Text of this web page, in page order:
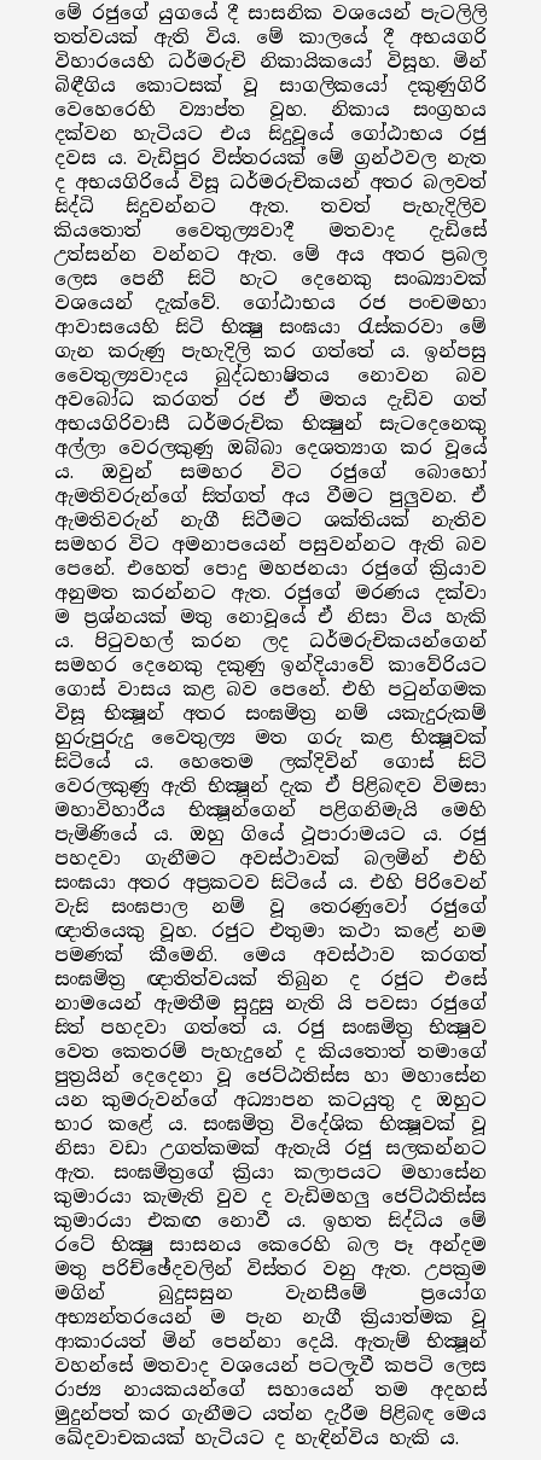
මේ රජුගේ යුගයේ දී සාසනික වශයෙන් පැටලිලි
තත්වයක් ඇති විය. මේ කාලයේ දී අභයගරි
විහාරයෙහි ධර්මරුචි නිකායිකයෝ විසූහ. මින්
බිඳීගිය කොටසක් වූ සාගලිකයෝ දකුණුගිරි
වෙහෙරෙහි ව්‍යාප්ත වූහ. නිකාය සංග්‍රහය
දක්වන හැටියට එය සිදුවූයේ ගෝඨාභය රජු
දවස ය. වැඩිපුර විස්තරයක් මේ ග්‍රන්ථවල නැත
ද අභයගිරියේ විසූ ධර්මරුචිකයන් අතර බලවත්
සිද්ධි සිදුවන්නට ඇත. තවත් පැහැදිලිව
කියතොත් වෛතුල්‍යවාදී මතවාද දැඩිසේ
උත්සන්න වන්නට ඇත. මේ අය අතර ප්‍රබල
ලෙස පෙනී සිටි හැට දෙනෙකු සංඛ්‍යාවක්
වශයෙන් දැක්වේ. ගෝඨාභය රජ පංචමහා
ආවාසයෙහි සිටි භික්‍ෂු සංඝයා රැස්කරවා මේ
ගැන කරුණු පැහැදිලි කර ගත්තේ ය. ඉන්පසු
වෛතුල්‍යවාදය බුද්ධභාෂිතය නොවන බව
අවබෝධ කරගත් රජ ඒ මතය දැඩිව ගත්
අභයගිරිවාසී ධර්මරුචික භික්‍ෂුන් සැටදෙනෙකු
අල්ලා වෙරලකුණු ඔබ්බා දෙශත්‍යාග කර වූයේ
ය. ඔවුන් සමහර විට රජුගේ බොහෝ
ඇමතිවරුන්ගේ සිත්ගත් අය වීමට පුලුවන. ඒ
ඇමතිවරුන් නැගී සිටීමට ශක්තියක් නැතිව
සමහර විට අමනාපයෙන් පසුවන්නට ඇති බව
පෙනේ. එහෙත් පොදු මහජනයා රජුගේ ක්‍රියාව
අනුමත කරන්නට ඇත. රජුගේ මරණය දක්වා
ම ප්‍රශ්නයක් මතු නොවූයේ ඒ නිසා විය හැකි
ය. පිටුවහල් කරන ලද ධර්මරුචිකයන්ගෙන්
සමහර දෙනෙකු දකුණු ඉන්දියාවේ කාවේරියට
ගොස් වාසය කළ බව පෙනේ. එහි පටුන්ගමක
විසූ භික්‍ෂූන් අතර සංඝමිත්‍ර නම් යකැදුරුකම්
හුරුපුරුදු වෛතුල්‍ය මත ගරු කළ භික්‍ෂූවක්
සිටියේ ය. හෙතෙම ලක්දිවින් ගොස් සිටි
වෙරලකුණු ඇති භික්‍ෂූන් දැක ඒ පිළිබඳව විමසා
මහාවිහාරීය භික්‍ෂූන්ගෙන් පළිගනිමැයි මෙහි
පැමිණියේ ය. ඔහු ගියේ ථූපාරාමයට ය. රජු
පහදවා ගැනීමට අවස්ථාවක් බලමින් එහි
සංඝයා අතර අප්‍රකටව සිටියේ ය. එහි පිරිවෙන්
වැසි සංඝපාල නම් වූ තෙරණුවෝ රජුගේ
ඥාතියෙකු වූහ. රජුට එතුමා කථා කළේ නම
පමණක් කීමෙනි. මෙය අවස්ථාව කරගත්
සංඝමිත්‍ර ඥාතිත්වයක් තිබුන ද රජුට එසේ
නාමයෙන් ඇමතීම සුදුසු නැති යි පවසා රජුගේ
සිත් පහදවා ගත්තේ ය. රජු සංඝමිත්‍ර භික්‍ෂුව
වෙත කෙතරම් පැහැදුනේ ද කියතොත් තමාගේ
පුත්‍රයින් දෙදෙනා වූ ජෙට්ඨතිස්ස හා මහාසේන
යන කුමරුවන්ගේ අධ්‍යාපන කටයුතු ද ඔහුට
භාර කළේ ය. සංඝමිත්‍ර විදේශික භික්‍ෂූවක් වූ
නිසා වඩා උගත්කමක් ඇතැයි රජු සලකන්නට
ඇත. සංඝමිත්‍රගේ ක්‍රියා කලාපයට මහාසේන
කුමාරයා කැමැති වුව ද වැඩිමහලු ජෙට්ඨතිස්ස
කුමාරයා එකඟ නොවී ය. ඉහත සිද්ධිය මේ
රටේ භික්‍ෂු සාසනය කෙරෙහි බල පෑ අන්දම
මතු පරිච්ඡේදවලින් විස්තර වනු ඇත. උපක්‍රම
මගින් බුදුසසුන වැනසීමේ ප්‍රයෝග
අභ්‍යන්තරයෙන් ම පැන නැගී ක්‍රියාත්මක වූ
ආකාරයත් මින් පෙන්නා දෙයි. ඇතැම් භික්‍ෂූන්
වහන්සේ මතවාද වශයෙන් පටලැවී කපටි ලෙස
රාජ්‍ය නායකයන්ගේ සහායෙන් තම අදහස්
මුදුන්පත් කර ගැනීමට යත්න දැරීම පිළිබඳ මෙය
ඛේදවාචකයක් හැටියට ද හැඳින්විය හැකි ය.